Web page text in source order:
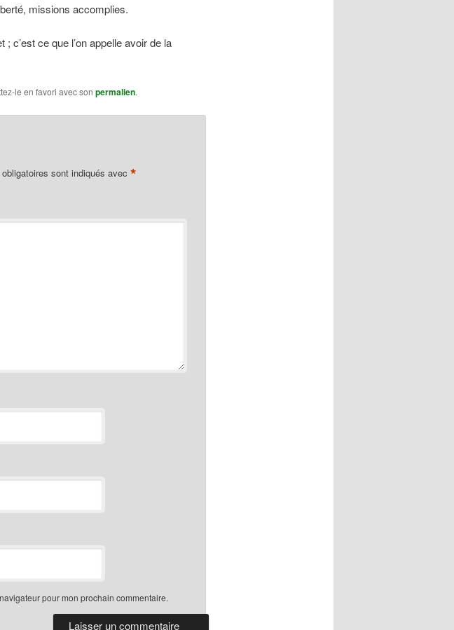
missions accomplies.
c’est ce que l’on appelle avoir de la
le en favori avec son permalien.
sont indiqués avec *
pour mon prochain commentaire.